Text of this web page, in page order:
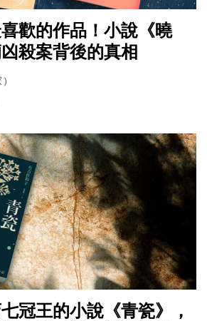
歡的作品！小說《曉
殺案背後的真相
冠王的小說《青瓷》，